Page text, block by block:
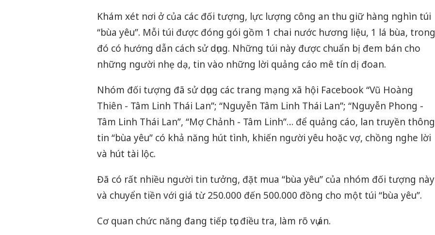
Khám xét nơi ở của các đối tượng, lực lượng công an thu giữ hàng nghìn túi
“bùa yêu”. Mỗi túi được đóng gói gồm 1 chai nước hương liệu, 1 lá bùa, trong
đó có hướng dẫn cách sử dụng. Những túi này được chuẩn bị đem bán cho
những người nhẹ dạ, tin vào những lời quảng cáo mê tín dị đoan.
Nhóm đối tượng đã sử dụng các trang mạng xã hội Facebook “Vũ Hoàng
Thiên - Tâm Linh Thái Lan”; “Nguyễn Tâm Linh Thái Lan”; “Nguyễn Phong -
Tâm Linh Thái Lan”, “Mợ Chảnh - Tâm Linh”… để quảng cáo, lan truyền thông
tin “bùa yêu” có khả năng hút tình, khiến người yêu hoặc vợ, chồng nghe lời
và hút tài lộc.
Đã có rất nhiều người tin tưởng, đặt mua “bùa yêu” của nhóm đối tượng này
và chuyển tiền với giá từ 250.000 đến 500.000 đồng cho một túi “bùa yêu”.
Cơ quan chức năng đang tiếp tục điều tra, làm rõ vụ án.